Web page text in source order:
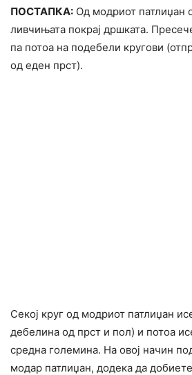
ПОСТАПКА: Од модриот патлиџан
ливчињата покрај дршката.
па потоа на подебели кругови
од еден прст).
Секој круг од модриот патлиџан
дебелина од прст и пол) и потоа
средна големина. На овој начин
модар патлиџан, додека да